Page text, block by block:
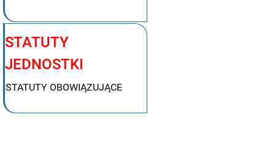
STATUTY
JEDNOSTKI
STATUTY OBOWIĄZUJĄCE